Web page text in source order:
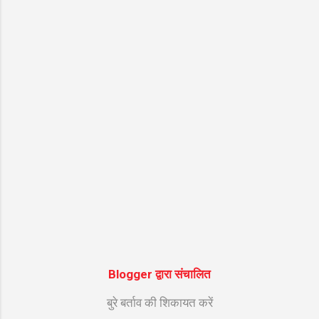
Blogger द्वारा संचालित
बुरे बर्ताव की शिकायत करें